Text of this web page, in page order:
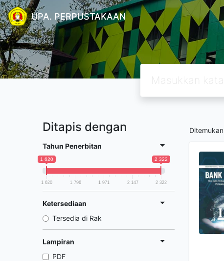
UPA. PERPUSTAKAAN
Ditapis dengan
Tahun Penerbitan
1 620 2 322
1 620 1 796 1 971 2 147 2 322
Ketersediaan
Tersedia di Rak
Lampiran
PDF
Ditemukan